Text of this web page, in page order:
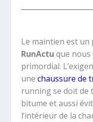
Le maintien est un
RunActu que nous
primordial.
une chaussure de
running se doit de
bitume et aussi
l’intérieur de la